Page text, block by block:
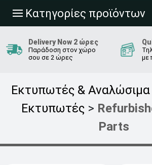
||| Κατηγορίες προϊόντων
Delivery Now 2 ώρες
Παράδοση στον χώρο
σου σε 2 ώρες
με
Εκτυπωτές & Αναλώσιμα
Εκτυπωτές >
Parts